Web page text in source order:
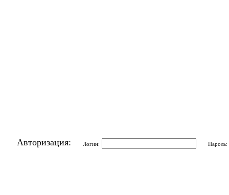
Авторизация: Логин: Пароль: